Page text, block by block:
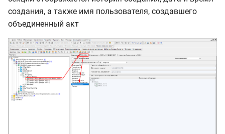
создания, а также имя пользователя, создавшего
объединенный акт